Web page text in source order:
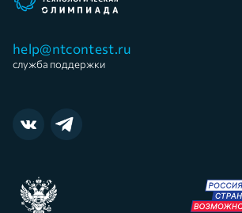
help@ntcontest.ru
служба поддержки